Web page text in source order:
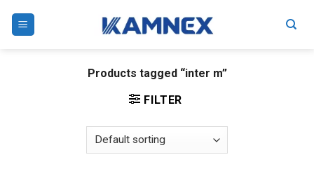
Products tagged “inter m”
FILTER